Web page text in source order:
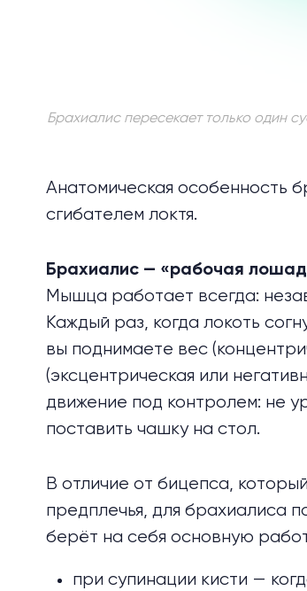
Брахиалис пересекает только один
Анатомическая особенность
сгибателем локтя.
Брахиалис — «рабочая
Мышца работает всегда:
Каждый раз, когда локоть
вы поднимаете вес
(эксцентрическая или
движение под контролем: не
поставить чашку на стол.
В отличие от бицепса,
предплечья, для брахиалиса
берёт на себя основную
при супинации кисти —